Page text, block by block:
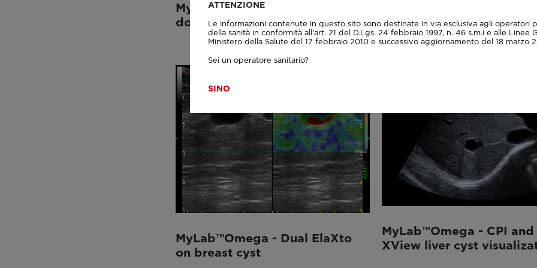
MyLab™Omega - Transcranial
doppler
needle tip visualization
Needle Enhancement
MyLab™Omega - Dual ElaXto
on breast cyst
MyLab™Omega - CPI and
XView liver cyst
ATTENZIONE
Le informazioni contenute in questo sito sono destinate in via esclusiva agli operatori
della sanità in conformità all'art. 21 del D.Lgs. 24 febbraio 1997, n. 46 s.m.i e alle Linee
Ministero della Salute del 17 febbraio 2010 e successivo aggiornamento del 18 marzo
Sei un operatore sanitario?
SINO